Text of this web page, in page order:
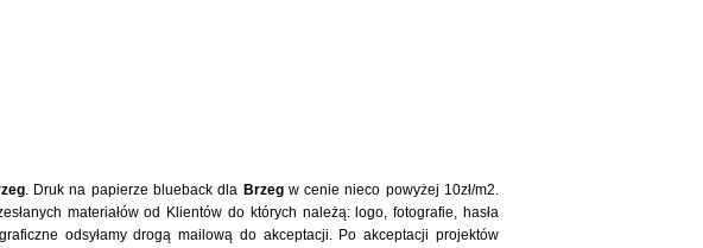
. Druk na papierze blueback dla Brzegw cenie nieco powyżej 10zł/m2.
materiałów od Klientów do których należą: logo, fotografie, hasła
odsyłamy drogą mailową do akceptacji. Po akceptacji projektów